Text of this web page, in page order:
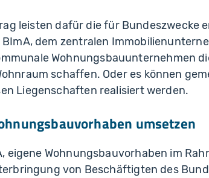
leisten dafür die für Bundeszwecke
dem zentralen
Wohnungsbauunternehmen
schaffen. Oder es können
Liegenschaften realisiert werden.
umsetzen
eigene Wohnungsbauvorhaben im
von Beschäftigten des